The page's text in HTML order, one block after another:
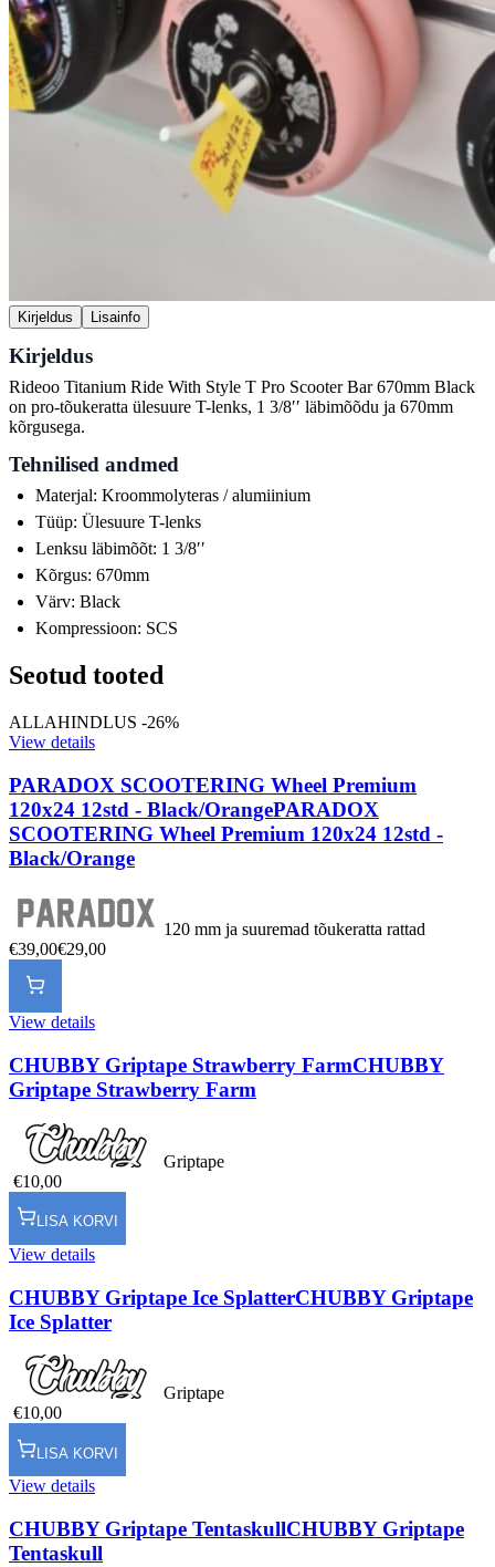
Kirjeldus Lisainfo
Kirjeldus
Rideoo Titanium Ride With Style T Pro Scooter Bar 670mm Black
on pro-tõukeratta ülesuure T-lenks, 1 3/8ʹʹ läbimõõdu ja 670mm
kõrgusega.
Tehnilised andmed
Materjal: Kroommolyteras / alumiinium
Tüüp: Ülesuure T-lenks
Lenksu läbimõõt: 1 3/8ʹʹ
Kõrgus: 670mm
Värv: Black
Kompressioon: SCS
Seotud tooted
ALLAHINDLUS -26%
View details
PARADOX SCOOTERING Wheel Premium
120x24 12std - Black/OrangePARADOX
SCOOTERING Wheel Premium 120x24 12std -
Black/Orange
120 mm ja suuremad tõukeratta rattad
€39,00€29,00
View details
CHUBBY Griptape Strawberry FarmCHUBBY
Griptape Strawberry Farm
Griptape
€10,00
LISA KORVI
View details
CHUBBY Griptape Ice SplatterCHUBBY Griptape
Ice Splatter
Griptape
€10,00
LISA KORVI
View details
CHUBBY Griptape TentaskullCHUBBY Griptape
Tentaskull